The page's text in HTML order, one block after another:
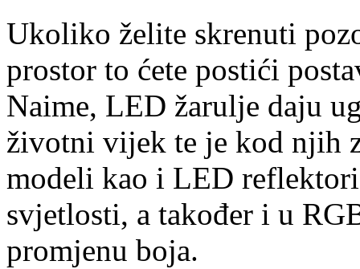
Ukoliko želite skrenuti
prostor to ćete postići
Naime, LED žarulje daju
životni vijek te je kod njih
modeli kao i LED
svjetlosti, a također i u
promjenu boja.